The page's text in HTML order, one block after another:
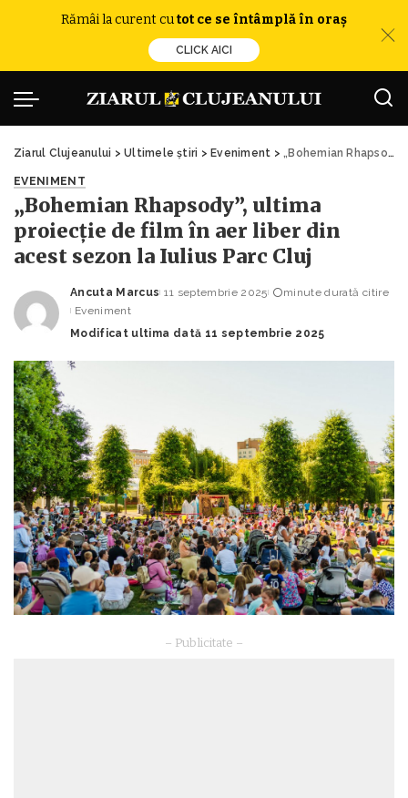
Rămâi la curent cutot ce se întâmplă în oraș
CLICK AICI
Ziarul Clujeanului >Ultimele știri > Eveniment >„Bohemian Rhapsody”, ultima proiecție de film în aer liber din acest sezon la Iulius Parc Cluj
EVENIMENT
„Bohemian Rhapsody”, ultima
proiecție de film în aer liber din
acest sezon la Iulius Parc Cluj
Posted
by
Ancuta Marcus 11 septembrie 2025
minute durată citire
Eveniment
Modificat ultima dată 11 septembrie 2025
– Publicitate –